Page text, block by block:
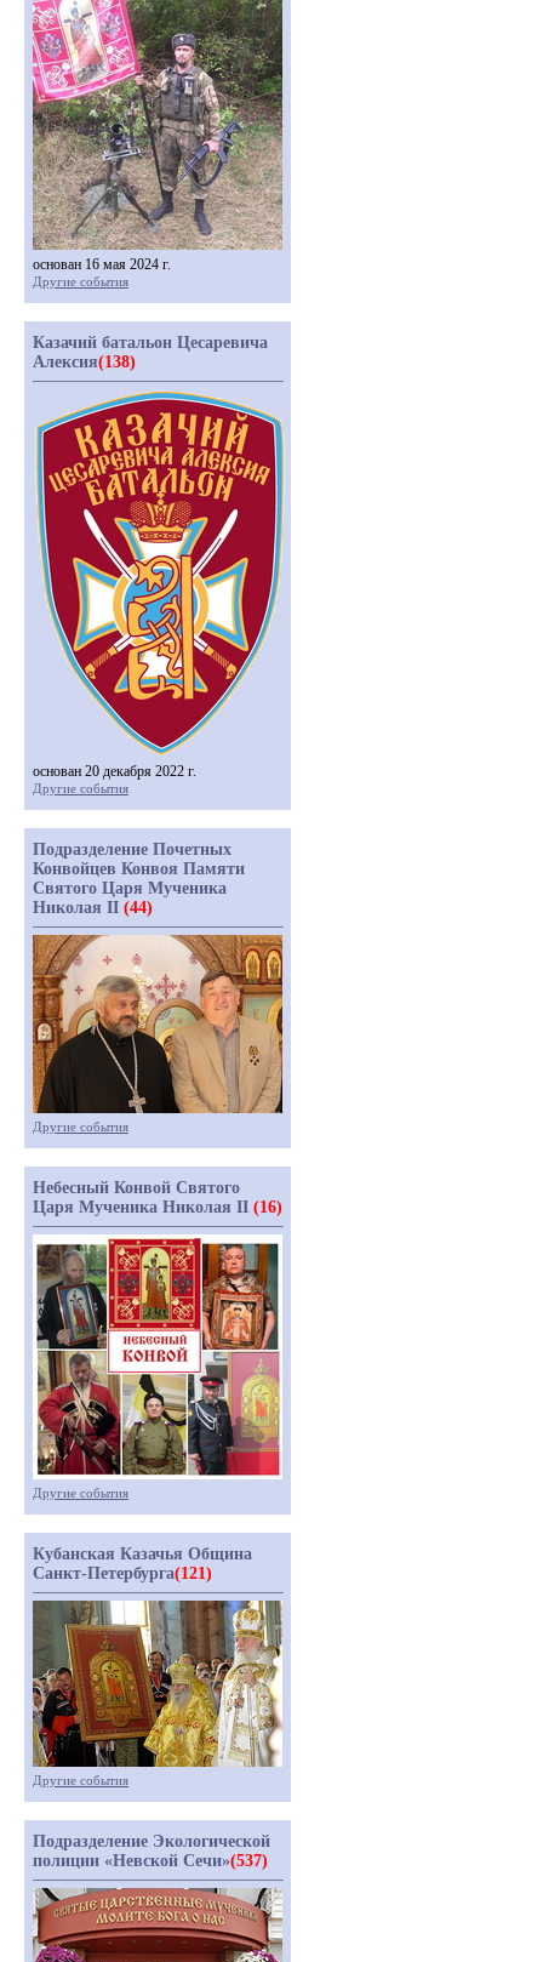
основан 16 мая 2024 г.
Другие события
Казачий батальон Цесаревича
Алексия(138)
основан 20 декабря 2022 г.
Другие события
Подразделение Почетных
Конвойцев Конвоя Памяти
Святого Царя Мученика
Николая II (44)
Другие события
Небесный Конвой Святого
Царя Мученика Николая II (16)
Другие события
Кубанская Казачья Община
Санкт-Петербурга(121)
Другие события
Подразделение Экологической
полиции «Невской Сечи»(537)